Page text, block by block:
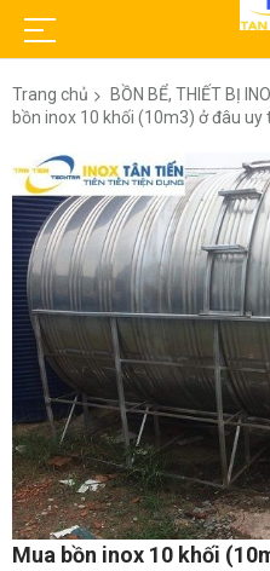
Trang chủ BỒN BỂ, THIẾT BỊ
bồn inox 10 khối (10m3) ở đâu uy
Chuyển
đến
phần
đầu
của
thư
viện
hình
ảnh
Chuyển
Mua bồn inox 10 khối